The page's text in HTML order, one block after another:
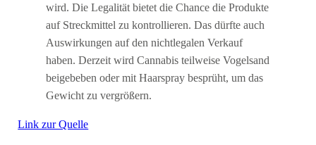
wird. Die Legalität bietet die Chance die Produkte
auf Streckmittel zu kontrollieren. Das dürfte auch
Auswirkungen auf den nichtlegalen Verkauf
haben. Derzeit wird Cannabis teilweise Vogelsand
beigebeben oder mit Haarspray besprüht, um das
Gewicht zu vergrößern.
Link zur Quelle